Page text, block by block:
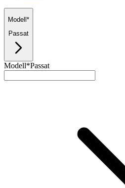
Modell*
Passat
Modell*Passat